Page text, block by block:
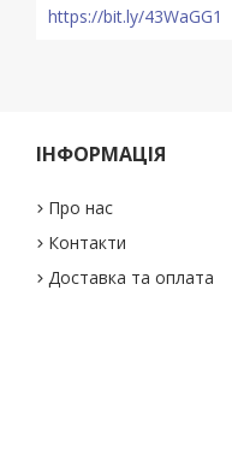
https://bit.ly/43WaGG1
ІНФОРМАЦІЯ
Про нас
Контакти
Доставка та оплата